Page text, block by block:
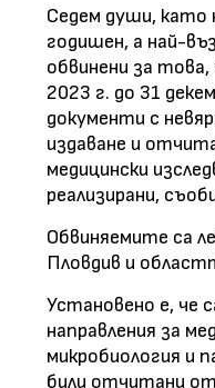
Седем души, като
годишен, а най-
обвинени за
2023 г. до 31
документи с
издаване и
медицински
реализирани,
Обвиняемите са
Пловдив и
Установено е, че
направления за
микробиология и
били отчитани